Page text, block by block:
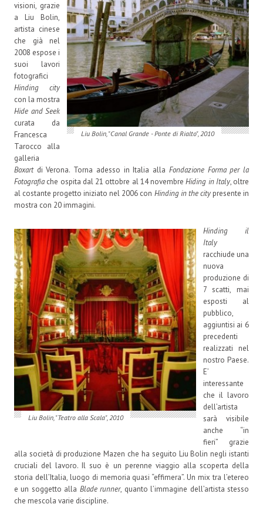
Liu Bolin, "Canal Grande - Ponte di Rialto", 2010
visioni, grazie
a Liu Bolin,
artista cinese
che già nel
2008 espose i
suoi lavori
fotografici
Hinding city
con la mostra
Hide and Seek
curata da
Francesca
Tarocco alla
galleria
Boxartdi Verona. Torna adesso in Italia alla Fondazione Forma per la
Fotografia che ospita dal 21 ottobre al 14 novembreHiding in Italy, oltre
al costante progetto iniziato nel 2006 con Hinding in the city presente in
mostra con 20 immagini.
Liu Bolin, "Teatro alla Scala", 2010
Hinding il
Italy
racchiude una
nuova
produzione di
7 scatti, mai
esposti al
pubblico,
aggiuntisi ai 6
precedenti
realizzati nel
nostro Paese.
E’
interessante
che il lavoro
dell’artista
sarà visibile
anche “in
fieri” grazie
alla società di produzione Mazen che ha seguito Liu Bolin negli istanti
cruciali del lavoro. Il suo è un perenne viaggio alla scoperta della
storia dell’Italia, luogo di memoria quasi “effimera”. Un mix tra l’etereo
e un soggetto alla Blade runner, quanto l’immagine dell’artista stesso
che mescola varie discipline.